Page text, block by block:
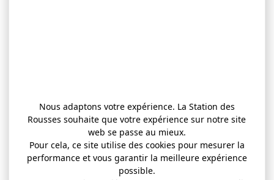
Nous adaptons votre expérience. La Station des
Rousses souhaite que votre expérience sur notre site
web se passe au mieux.
Pour cela, ce site utilise des cookies pour mesurer la
performance et vous garantir la meilleure expérience
possible.